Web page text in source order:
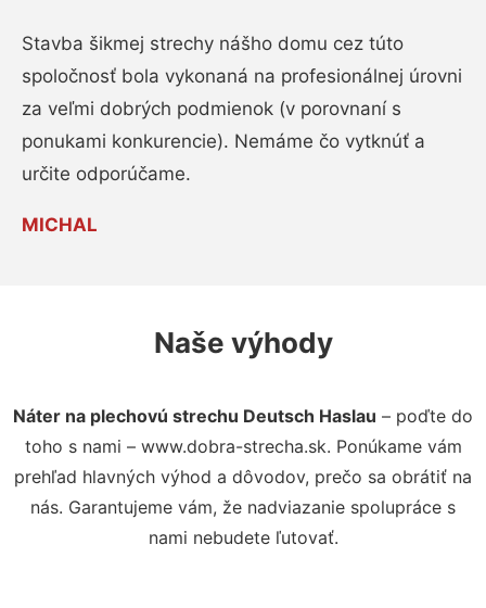
Stavba šikmej strechy nášho domu cez túto
spoločnosť bola vykonaná na profesionálnej úrovni
za veľmi dobrých podmienok (v porovnaní s
ponukami konkurencie). Nemáme čo vytknúť a
určite odporúčame.
MICHAL
Naše výhody
Náter na plechovú strechu Deutsch Haslau – poďte do
toho s nami – www.dobra-strecha.sk. Ponúkame vám
prehľad hlavných výhod a dôvodov, prečo sa obrátiť na
nás. Garantujeme vám, že nadviazanie spolupráce s
nami nebudete ľutovať.